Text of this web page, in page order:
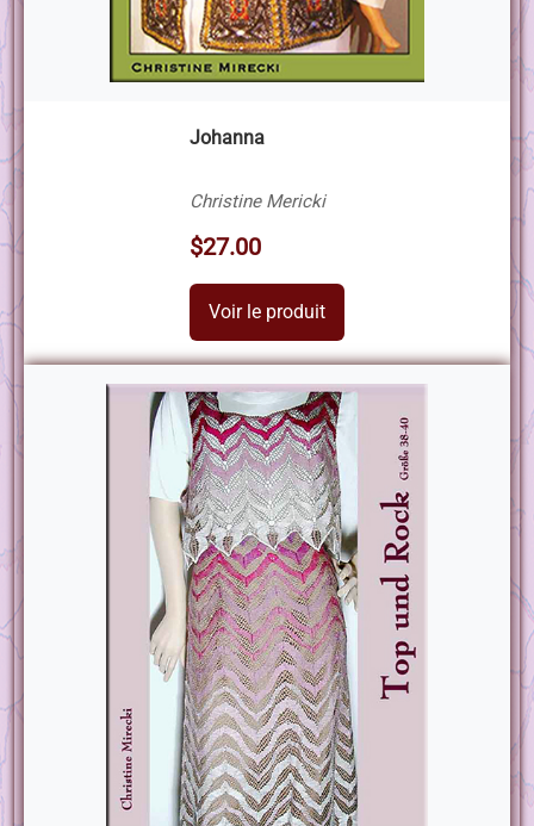
Johanna
Christine Mericki
$27.00
Voir le produit